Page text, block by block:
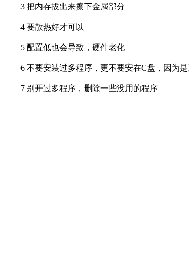
3 把内存拔出来擦下金属部分
4 要散热好才可以
5 配置低也会导致，硬件老化
6 不要安装过多程序，更不要安在C盘，因为
7 别开过多程序，删除一些没用的程序